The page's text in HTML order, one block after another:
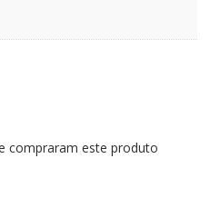
compraram este produto